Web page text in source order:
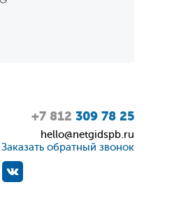
+7 812 309 78 25
hello@netgidspb.ru
Заказать обратный звонок